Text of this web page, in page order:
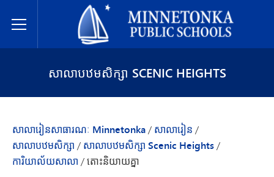
Toggle Menu
សាលារៀនសាធារណៈ Minnetonka
សាលាបឋមសិក្សា SCENIC HEIGHTS
សាលារៀនសាធារណៈ Minnetonka/ សាលារៀន /
សាលាបឋមសិក្សា / សាលាបឋមសិក្សា Scenic Heights/
ការិយាល័យសាលា /តោះនិយាយគ្នា